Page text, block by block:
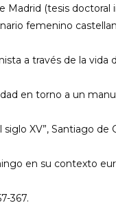
Madrid (tesis doctoral
femenino
a través de la
en torno a un
XV”, Santiago
en su contexto
367.